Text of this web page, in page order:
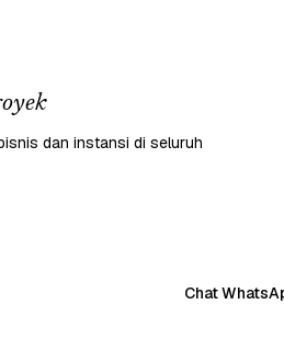
dan instansi di seluruh
Chat